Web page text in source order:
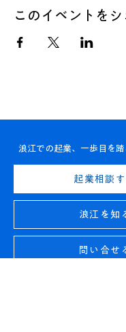
このイベントをシ
浪江での起業、一歩目を踏
起業相談す
浪江を知
問い合せ